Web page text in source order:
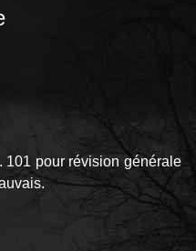
101 pour révision générale